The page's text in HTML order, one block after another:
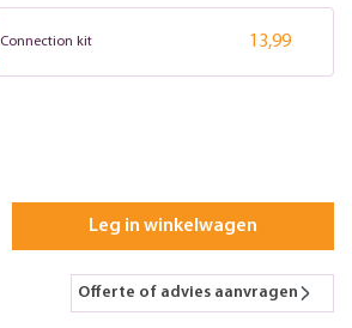
Connection kit 13,99
Leg in winkelwagen
Offerte of advies aanvragen